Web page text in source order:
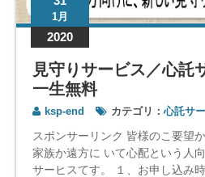
1月
2020
見守りサービス／心託
一生無料
ksp-end カテゴリ：心託サ
スポンサーリンク 皆様のこ要望
家族か遠方に いて心配という人
サーヒスてす。 １、お申し込み